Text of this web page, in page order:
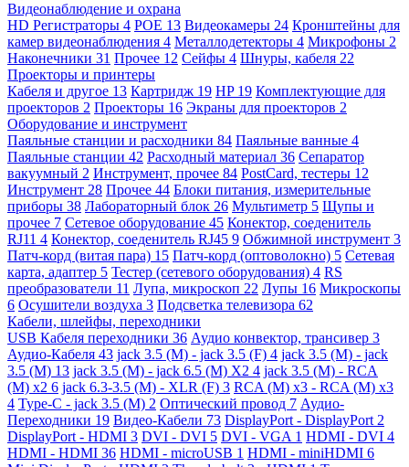
Видеонаблюдение и охрана
HD Регистраторы 4 POE 13 Видеокамеры 24 Кронштейны для
камер видеонаблюдения 4 Металлодетекторы 4 Микрофоны 2
Наконечники 31 Прочее 12 Сейфы 4 Шнуры, кабеля 22
Проекторы и принтеры
Кабеля и другое 13 Картридж 19 HP 19 Комплектующие для
проекторов 2 Проекторы 16 Экраны для проекторов 2
Оборудование и инструмент
Паяльные станции и расходники 84 Паяльные ванные 4
Паяльные станции 42 Расходный материал 36 Сепаратор
вакуумный 2 Инструмент, прочее 84 PostCard, тестеры 12
Инструмент 28 Прочее 44 Блоки питания, измерительные
приборы 38 Лабораторный блок 26 Мультиметр 5 Щупы и
прочее 7 Сетевое оборудование 45 Конектор, соеденитель
RJ11 4 Конектор, соеденитель RJ45 9 Обжимной инструмент 3
Патч-корд (витая пара) 15 Патч-корд (оптоволокно) 5 Сетевая
карта, адаптер 5 Тестер (сетевого оборудования) 4 RS
преобразователи 11 Лупа, микроскоп 22 Лупы 16 Микроскопы
6 Осушители воздуха 3 Подсветка телевизора 62
Кабели, шлейфы, переходники
USB Кабеля переходники 36 Аудио конвектор, трансивер 3
Аудио-Кабеля 43 jack 3.5 (M) - jack 3.5 (F) 4 jack 3.5 (M) - jack
3.5 (M) 13 jack 3.5 (M) - jack 6.5 (M) X2 4 jack 3.5 (M) - RCA
(M) x2 6 jack 6.3-3.5 (M) - XLR (F) 3 RCA (M) x3 - RCA (M) x3
4 Type-C - jack 3.5 (M) 2 Оптический провод 7 Аудио-
Переходники 19 Видео-Кабели 73 DisplayPort - DisplayPort 2
DisplayPort - HDMI 3 DVI - DVI 5 DVI - VGA 1 HDMI - DVI 4
HDMI - HDMI 36 HDMI - microUSB 1 HDMI - miniHDMI 6